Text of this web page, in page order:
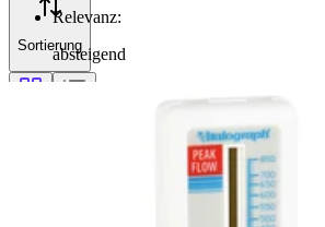
Sortierung
Relevanz:
absteigend